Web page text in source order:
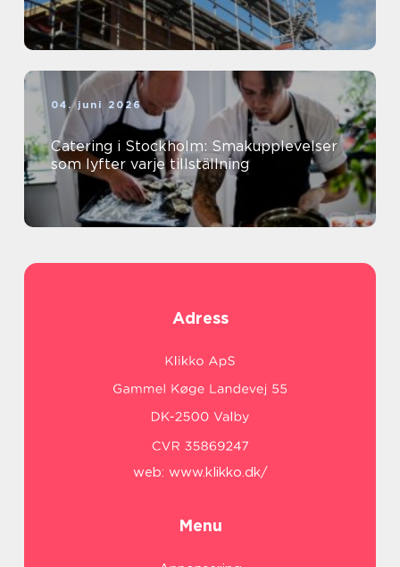
04. juni 2026
Catering i Stockholm: Smakupplevelser
som lyfter varje tillställning
Adress
web: www.klikko.dk/
Menu